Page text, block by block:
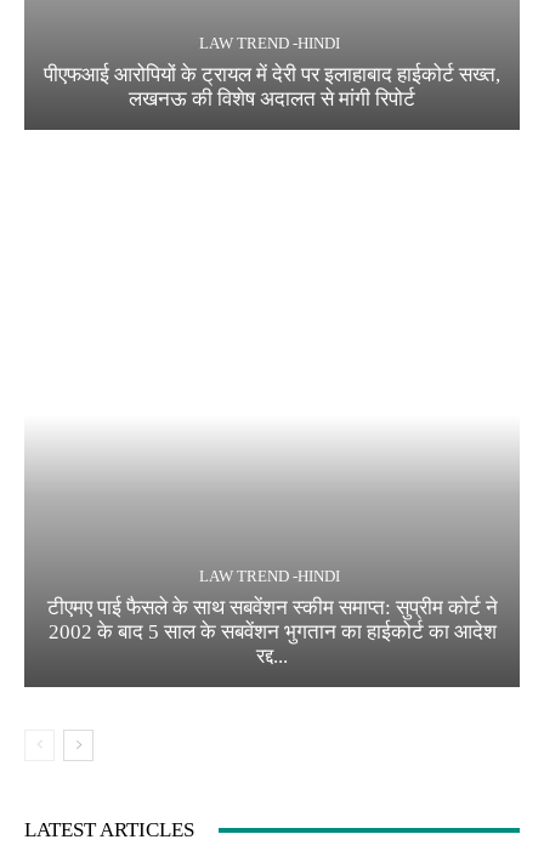
LAW TREND -HINDI
पीएफआई आरोपियों के ट्रायल में देरी पर इलाहाबाद हाईकोर्ट सख्त,
लखनऊ की विशेष अदालत से मांगी रिपोर्ट
LAW TREND -HINDI
टीएमए पाई फैसले के साथ सबवेंशन स्कीम समाप्त: सुप्रीम कोर्ट ने
2002 के बाद 5 साल के सबवेंशन भुगतान का हाईकोर्ट का आदेश
रद्द...
LATEST ARTICLES